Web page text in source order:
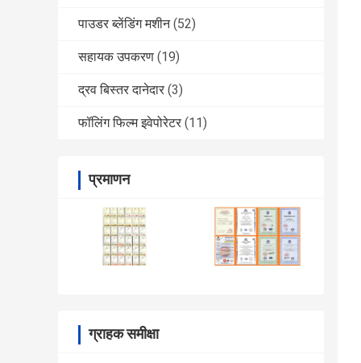
पाउडर ब्लेंडिंग मशीन (52)
सहायक उपकरण (19)
द्रव बिस्तर दानेदार (3)
फॉलिंग फिल्म इवेपोरेटर (11)
प्रमाणन
ग्राहक समीक्षा